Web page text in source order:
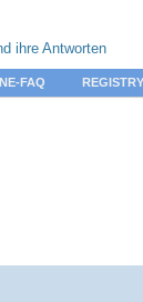
ihre Antworten
FAQ